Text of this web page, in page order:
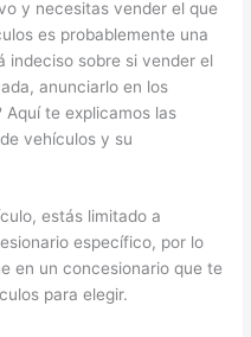
y necesitas vender el que
es probablemente una
indeciso sobre si vender el
anunciarlo en los
te explicamos las
vehículos y su
estás limitado a
específico, por lo
en un concesionario que te
para elegir.